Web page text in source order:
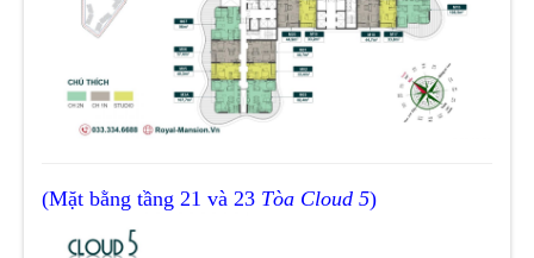
(Mặt bằng tầng 21 và 23 Tòa Cloud 5)